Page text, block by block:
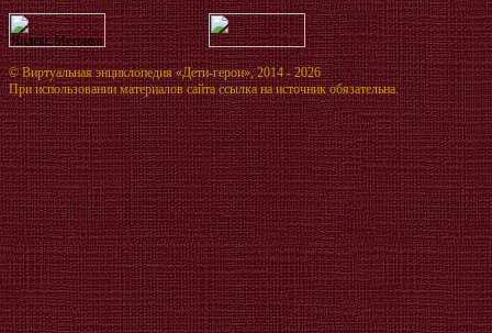
©Виртуальная энциклопедия «Дети-герои», 2014 - 2026
При использовании материалов сайта ссылка на источник обязательна.